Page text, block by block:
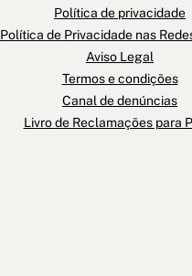
Política de privacidade
Política de Privacidade nas
Aviso Legal
Termos e condições
Canal de denúncias
Livro de Reclamações para